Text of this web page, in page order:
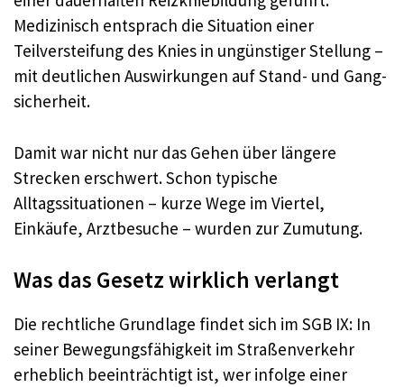
Medizinisch entsprach die Situation einer
Teilversteifung des Knies in ungünstiger Stellung –
mit deutlichen Auswirkungen auf Stand- und Gang­
sicherheit.
Damit war nicht nur das Gehen über längere
Strecken erschwert. Schon typische
Alltagssituationen – kurze Wege im Viertel,
Einkäufe, Arztbesuche – wurden zur Zumutung.
Was das Gesetz wirklich verlangt
Die rechtliche Grundlage findet sich im SGB IX: In
seiner Bewegungsfähigkeit im Straßenverkehr
erheblich beeinträchtigt ist, wer infolge einer